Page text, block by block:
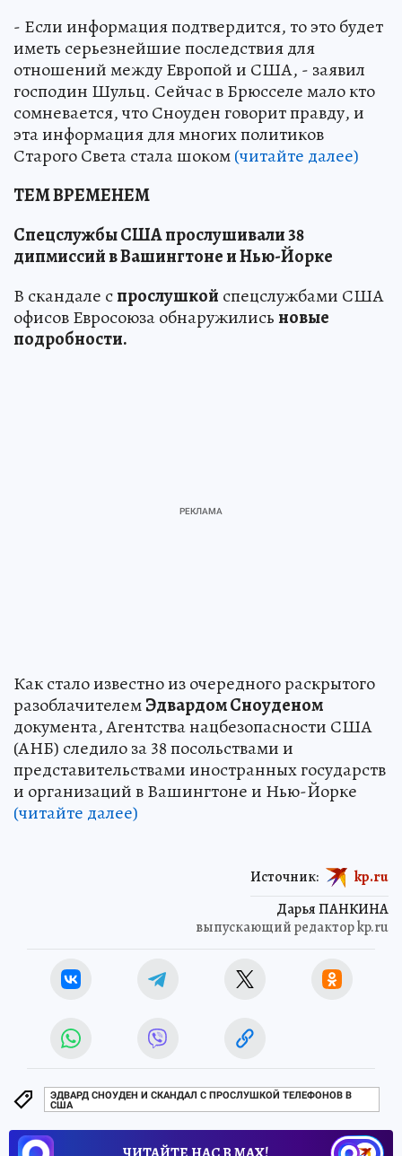
- Если информация подтвердится, то это будет
иметь серьезнейшие последствия для
отношений между Европой и США, - заявил
господин Шульц. Сейчас в Брюсселе мало кто
сомневается, что Сноуден говорит правду, и
эта информация для многих политиков
Старого Света стала шоком(читайте далее)
ТЕМ ВРЕМЕНЕМ
Спецслужбы США прослушивали 38
дипмиссий в Вашингтоне и Нью-Йорке
В скандале спрослушкой спецслужбами США
офисов Евросоюза обнаружилисьновые
подробности.
Как стало известно из очередного раскрытого
разоблачителемЭдвардом Сноуденом
документа, Агентства нацбезопасности США
(АНБ) следило за 38 посольствами и
представительствами иностранных государств
и организаций в Вашингтоне и Нью-Йорке
(читайте далее)
Дарья ПАНКИНА
выпускающий редактор kp.ru
Источник: kp.ru
ЭДВАРД СНОУДЕН И СКАНДАЛ С ПРОСЛУШКОЙ ТЕЛЕФОНОВ В
США